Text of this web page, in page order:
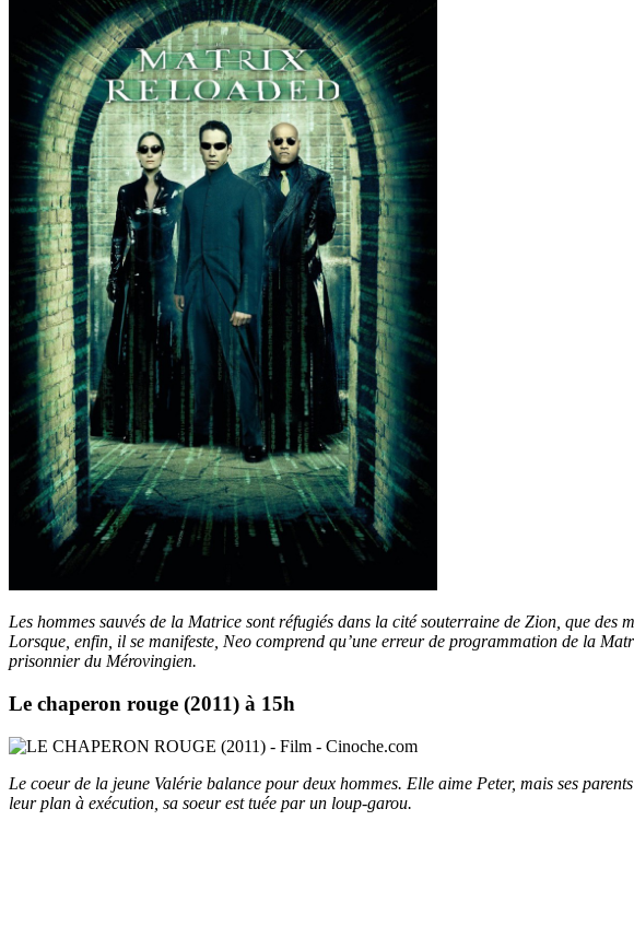
Les hommes sauvés de la Matrice sont réfugiés dans la cité souterraine de Zion, que
Lorsque, enfin, il se manifeste, Neo comprend qu’une erreur de programmation de la
prisonnier du Mérovingien.
Le chaperon rouge (2011) à 15h
Le coeur de la jeune Valérie balance pour deux hommes. Elle aime Peter, mais ses
leur plan à exécution, sa soeur est tuée par un loup-garou.